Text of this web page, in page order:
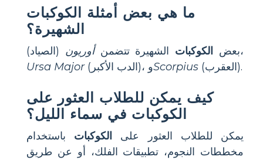
ما هي بعض أمثلة الكوكبات
الشهيرة؟
بعض الكوكبات الشهيرة تتضمنأوريون
(الصياد)،
Ursa Major
(الدب الأكبر)، وScorpius (العقرب).
كيف يمكن للطلاب العثور على
الكوكبات في سماء الليل؟
يمكن للطلاب العثور على الكوكبات باستخدام
مخططات النجوم، تطبيقات الفلك، أو عن طريق